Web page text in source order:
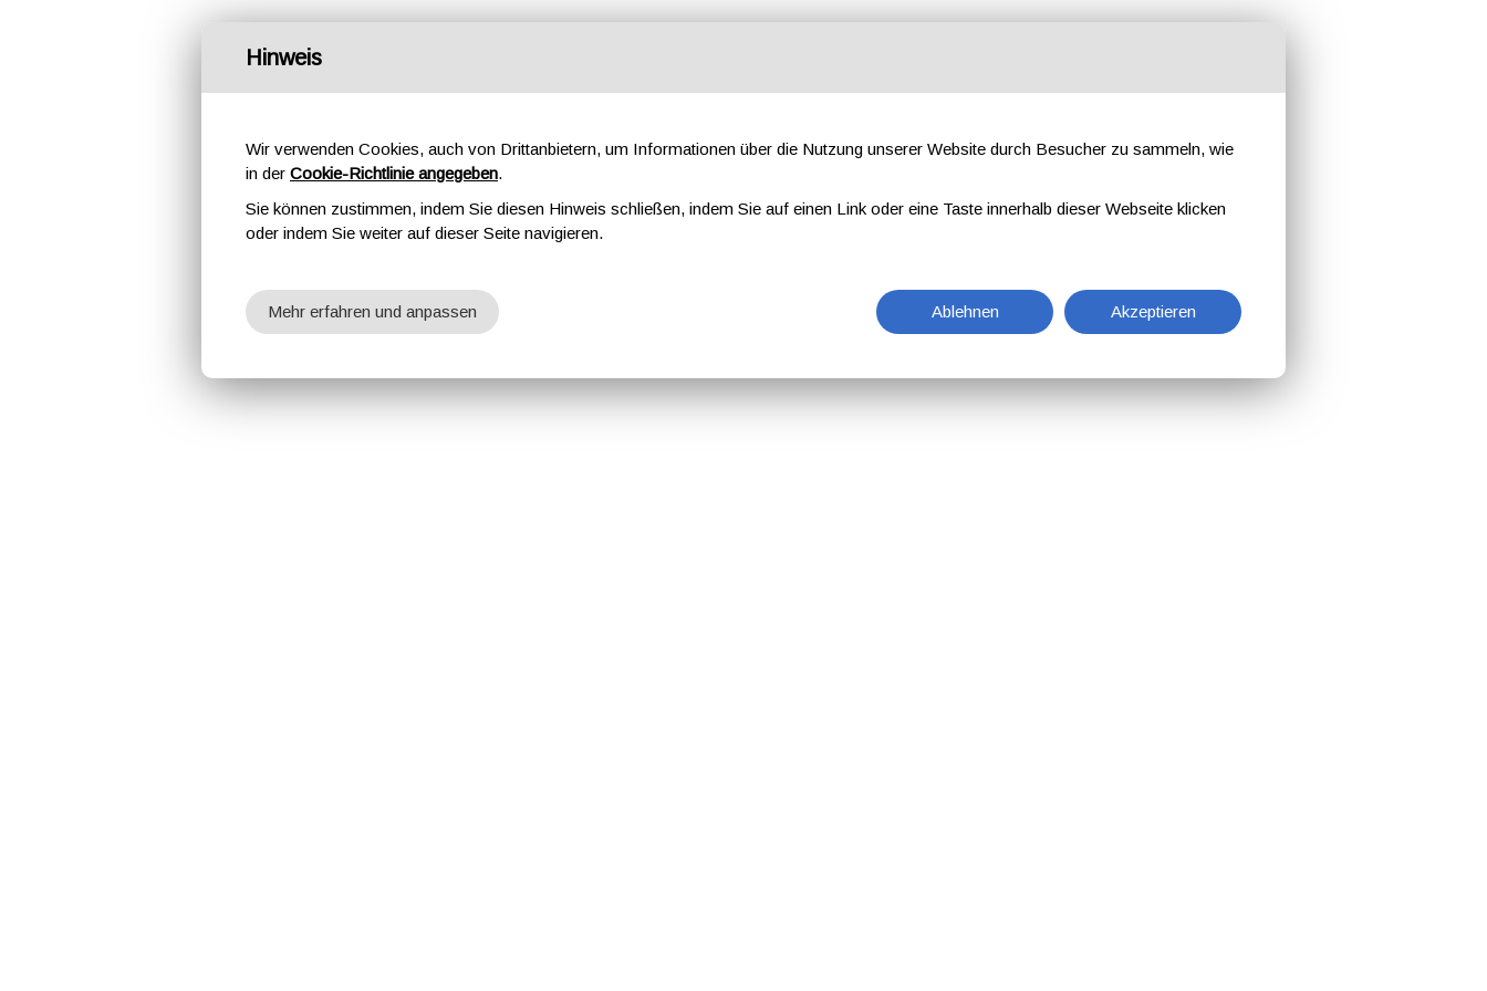
Hinweis
Wir verwenden Cookies, auch von Drittanbietern, um Informationen über die Nutzung unserer Website durch Besucher zu sammeln, wie
in der Cookie-Richtlinie angegeben.
Sie können zustimmen, indem Sie diesen Hinweis schließen, indem Sie auf einen Link oder eine Taste innerhalb dieser Webseite klicken
oder indem Sie weiter auf dieser Seite navigieren.
Ablehnen Akzeptieren
Mehr erfahren und anpassen